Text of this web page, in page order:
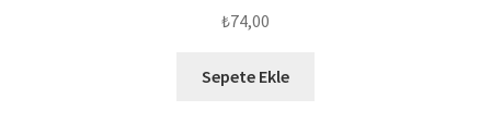
₺74,00
Sepete Ekle